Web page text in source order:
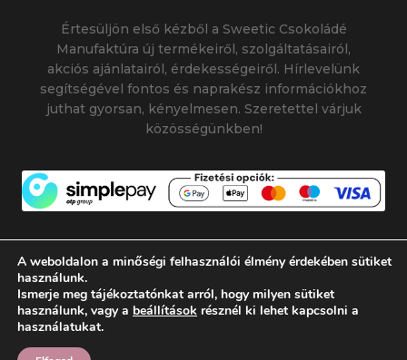
Értesüljön első kézből a Sweetic Csokoládé
Manufaktúra új termékeiről, szolgáltatásairól,
akciós ajánlatairól, érdekességeiről. Hírlevelünk
segítségével fontos és naprakész információkhoz
juthat gyorsan, kényelmesen. Szeretettel várjuk
közösségünkben!
© 2026 SWEETIC CSOKOLÁDÉ MANUFAKTÚRA
SWEETIC@SWEETIC.HU | |
A weboldalon a minőségi felhasználói élmény érdekében sütiket
használunk.
Ismerje meg tájékoztatónkat arról, hogy milyen sütiket
használunk, vagy a beállítások résznél ki lehet kapcsolni a
használatukat.